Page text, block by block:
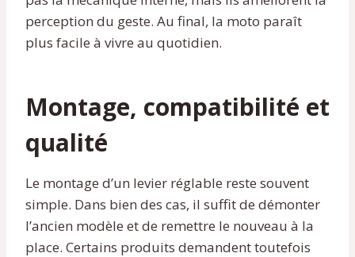
perception du geste. Au final, la moto paraît
plus facile à vivre au quotidien.
Montage, compatibilité et
qualité
Le montage d’un levier réglable reste souvent
simple. Dans bien des cas, il suffit de démonter
l’ancien modèle et de remettre le nouveau à la
place. Certains produits demandent toutefois